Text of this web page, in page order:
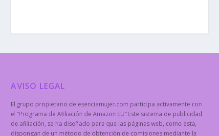
AVISO LEGAL
El grupo propietario de esenciamujer.com participa activamente con
el “Programa de Afiliación de Amazon EU” Este sistema de publicidad
de afiliación, se ha diseñado para que las páginas web, como esta,
dispongan de un método de obtención de comisiones mediante la